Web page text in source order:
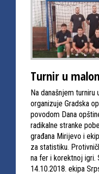
Turnir u
Na današnjem turniru
organizuje Gradska
povodom Dana
radikalne stranke
građana Mirijevo i
za statistiku.
na fer i korektnoj igri.
14.10.2018. ekipa